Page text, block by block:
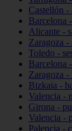
Castellón -
Barcelona
Alicante -
Zaragoza -
Toledo -
Barcelona
Zaragoza -
Bizkaia -
Valencia -
Girona -
Valencia -
Palencia -